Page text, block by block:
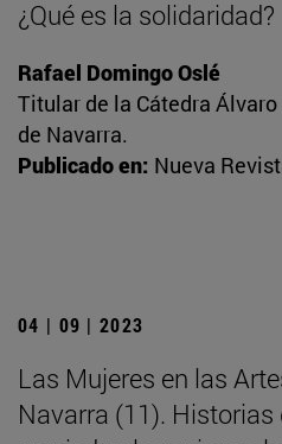
¿Qué es la solidaridad?
Rafael Domingo Oslé
Titular de la Cátedra Álvaro
de Navarra.
Publicado en: Nueva
04 | 09 | 2023
Las Mujeres en las
Navarra (11).